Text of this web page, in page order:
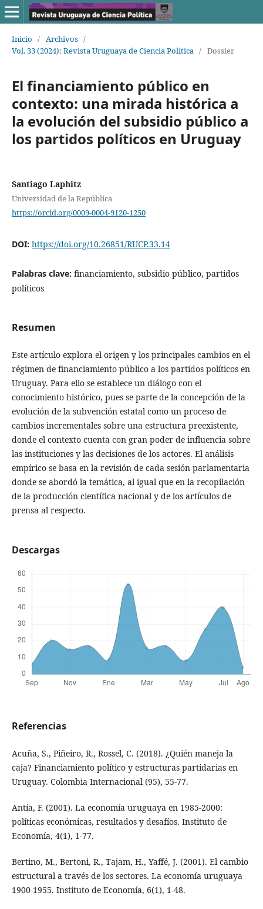
Inicio / Archivos /
Vol. 33 (2024): Revista Uruguaya de Ciencia Política / Dossier
El financiamiento público en
contexto: una mirada histórica a
la evolución del subsidio público a
los partidos políticos en Uruguay
Santiago Laphitz
Universidad de la República
https://orcid.org/0009-0004-9120-1250
DOI: https://doi.org/10.26851/RUCP.33.14
Palabras clave: financiamiento, subsidio público, partidos
políticos
Resumen
Este artículo explora el origen y los principales cambios en el
régimen de financiamiento público a los partidos políticos en
Uruguay. Para ello se establece un diálogo con el
conocimiento histórico, pues se parte de la concepción de la
evolución de la subvención estatal como un proceso de
cambios incrementales sobre una estructura preexistente,
donde el contexto cuenta con gran poder de influencia sobre
las instituciones y las decisiones de los actores. El análisis
empírico se basa en la revisión de cada sesión parlamentaria
donde se abordó la temática, al igual que en la recopilación
de la producción científica nacional y de los artículos de
prensa al respecto.
Descargas
Referencias
Acuña, S., Piñeiro, R., Rossel, C. (2018). ¿Quién maneja la
caja? Financiamiento político y estructuras partidarias en
Uruguay. Colombia Internacional (95), 55-77.
Antía, F. (2001). La economía uruguaya en 1985-2000:
políticas económicas, resultados y desafíos. Instituto de
Economía, 4(1), 1-77.
Bertino, M., Bertoni, R., Tajam, H., Yaffé, J. (2001). El cambio
estructural a través de los sectores. La economía uruguaya
1900-1955. Instituto de Economía, 6(1), 1-48.